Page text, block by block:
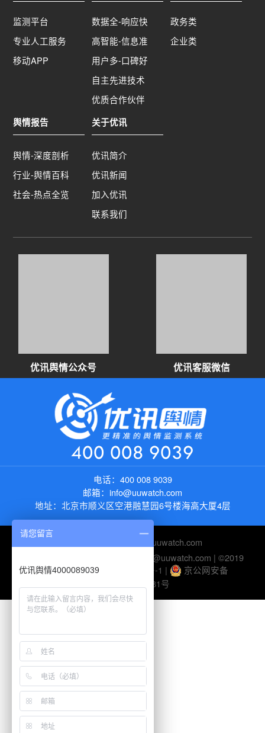
监测平台
专业人工服务
移动APP
数据全-响应快
高智能-信息准
用户多-口碑好
自主先进技术
优质合作伙伴
政务类
企业类
舆情报告
舆情-深度剖析
行业-舆情百科
社会-热点全览
关于优讯
优讯简介
优讯新闻
加入优讯
联系我们
优讯舆情公众号 优讯客服微信
400 008 9039
电话： 400 008 9039
邮箱： info@uuwatch.com
地址： 北京市顺义区空港融慧园6号楼海高大厦4层
https://new.uuwatch.com
电话：010-82895510 | 邮箱：help@uuwatch.com | ©2019
UUWatch-京ICP备10045116号-1 |
京公网安备
11010802026281号
请您留言
优讯舆情4000089039